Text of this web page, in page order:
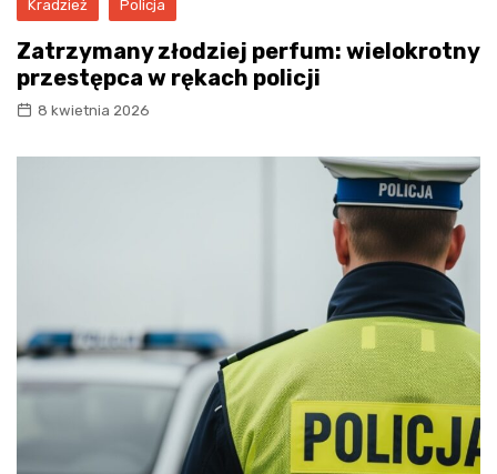
Kradzież Policja
Zatrzymany złodziej perfum: wielokrotny
przestępca w rękach policji
8 kwietnia 2026